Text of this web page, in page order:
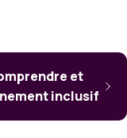
et
inclusif